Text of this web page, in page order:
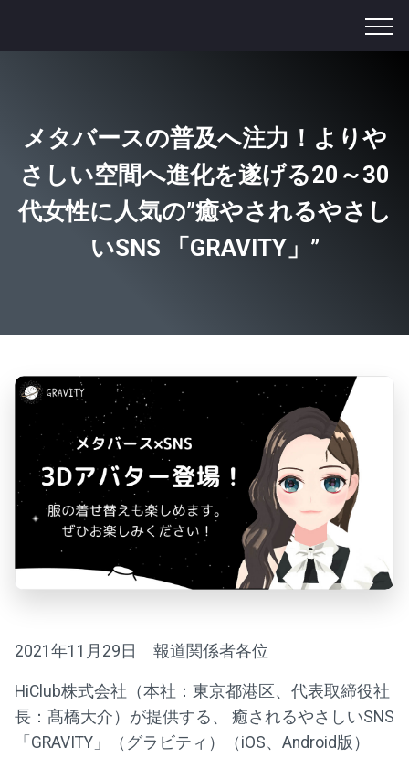
メタバースの普及へ注力！よりや
さしい空間へ進化を遂げる20～30
代女性に人気の”癒やされるやさし
いSNS 「GRAVITY」”
2021年11月29日 報道関係者各位
HiClub株式会社（本社：東京都港区、代表取締役社
長：髙橋大介）が提供する、 癒されるやさしいSNS
「GRAVITY」（グラビティ）（iOS、Android版）